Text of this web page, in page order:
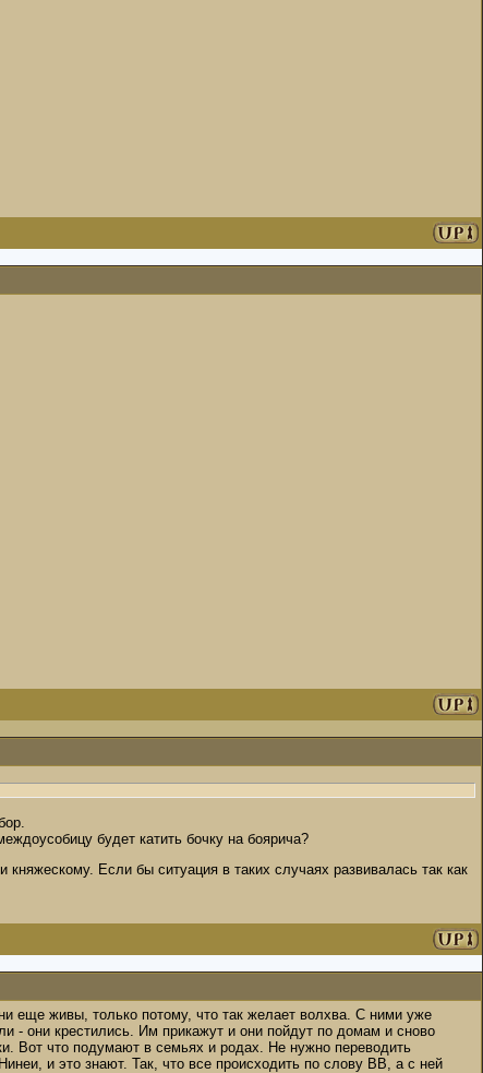
будет катить бочку на боярича?
Если бы ситуация в таких случаях развивалась так как
еще живы, только потому, что так желает волхва. С ними уже
- они крестились. Им прикажут и они пойдут по домам и сново
Вот что подумают в семьях и родах. Не нужно переводить
и это знают. Так, что все происходить по слову ВВ, а с ней